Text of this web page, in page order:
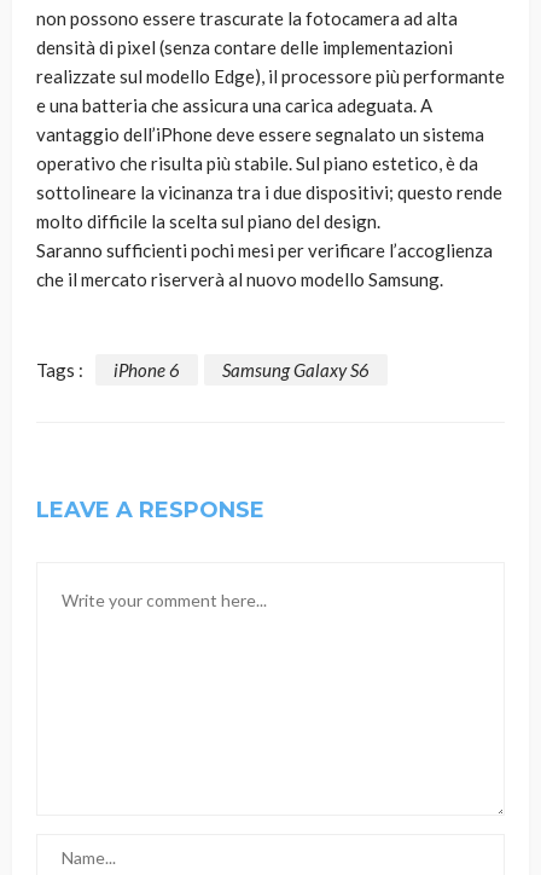
non possono essere trascurate la fotocamera ad alta
densità di pixel (senza contare delle implementazioni
realizzate sul modello Edge), il processore più performante
e una batteria che assicura una carica adeguata. A
vantaggio dell’iPhone deve essere segnalato un sistema
operativo che risulta più stabile. Sul piano estetico, è da
sottolineare la vicinanza tra i due dispositivi; questo rende
molto difficile la scelta sul piano del design.
Saranno sufficienti pochi mesi per verificare l’accoglienza
che il mercato riserverà al nuovo modello Samsung.
Tags : iPhone 6 Samsung Galaxy S6
LEAVE A RESPONSE